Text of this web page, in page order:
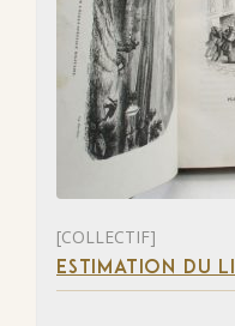
[COLLECTIF]
ESTIMATION DU